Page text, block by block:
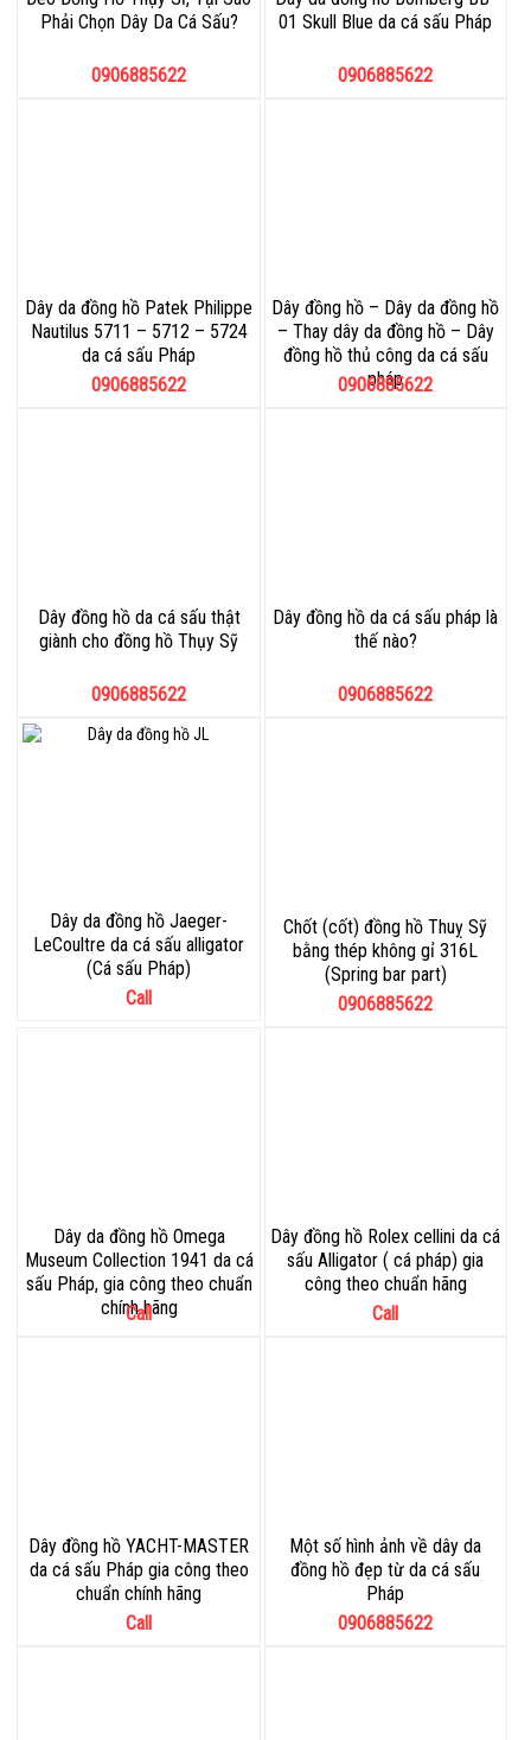
Phải Chọn Dây Da Cá Sấu?
0906885622
01 Skull Blue da cá sấu Pháp
0906885622
Dây da đồng hồ Patek Philippe
Nautilus 5711 – 5712 – 5724
da cá sấu Pháp
0906885622
Dây đồng hồ – Dây da đồng hồ
– Thay dây da đồng hồ – Dây
đồng hồ thủ công da cá sấu
pháp
0906885622
Dây đồng hồ da cá sấu thật
giành cho đồng hồ Thụy Sỹ
0906885622
Dây đồng hồ da cá sấu pháp là
thế nào?
0906885622
Dây da đồng hồ Jaeger-
LeCoultre da cá sấu alligator
(Cá sấu Pháp)
Call
Chốt (cốt) đồng hồ Thuỵ Sỹ
bằng thép không gỉ 316L
(Spring bar part)
0906885622
Dây da đồng hồ Omega
Museum Collection 1941 da cá
sấu Pháp, gia công theo chuẩn
chính hãng
Call
Dây đồng hồ Rolex cellini da cá
sấu Alligator ( cá pháp) gia
công theo chuẩn hãng
Call
Dây đồng hồ YACHT-MASTER
da cá sấu Pháp gia công theo
chuẩn chính hãng
Call
Một số hình ảnh về dây da
đồng hồ đẹp từ da cá sấu
Pháp
0906885622